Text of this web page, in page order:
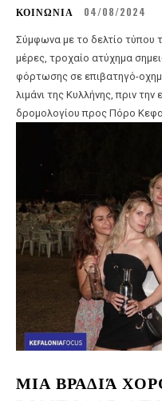
ΚΟΙΝΩΝΙΑ 04/08/2024
Σύμφωνα με το δελτίο τύπου
μέρες, τροχαίο ατύχημα
φόρτωσης σε επιβατηγό-
λιμάνι της Κυλλήνης, πριν
δρομολογίου προς Πόρο
ΜΙΑ ΒΡΑΔΙΆ